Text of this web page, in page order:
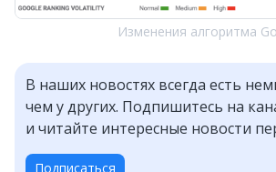
Изменения алгоритма
В наших новостях всегда есть
чем у других. Подпишитесь на
и читайте интересные новости
Подписаться